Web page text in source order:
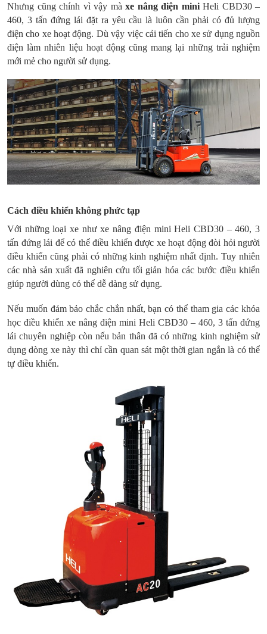
Nhưng cũng chính vì vậy mà xe nâng điện miniHeli CBD30 –
460, 3 tấn đứng lái đặt ra yêu cầu là luôn cần phải có đủ lượng
điện cho xe hoạt động. Dù vậy việc cải tiến cho xe sử dụng nguồn
điện làm nhiên liệu hoạt động cũng mang lại những trải nghiệm
mới mẻ cho người sử dụng.
Cách điều khiển không phức tạp
Với những loại xe như xe nâng điện mini Heli CBD30 – 460, 3
tấn đứng lái để có thể điều khiển được xe hoạt động đòi hỏi người
điều khiển cũng phải có những kinh nghiệm nhất định. Tuy nhiên
các nhà sản xuất đã nghiên cứu tối giản hóa các bước điều khiển
giúp người dùng có thể dễ dàng sử dụng.
Nếu muốn đảm bảo chắc chắn nhất, bạn có thể tham gia các khóa
học điều khiển xe nâng điện mini Heli CBD30 – 460, 3 tấn đứng
lái chuyên nghiệp còn nếu bản thân đã có những kinh nghiệm sử
dụng dòng xe này thì chỉ cần quan sát một thời gian ngắn là có thể
tự điều khiển.